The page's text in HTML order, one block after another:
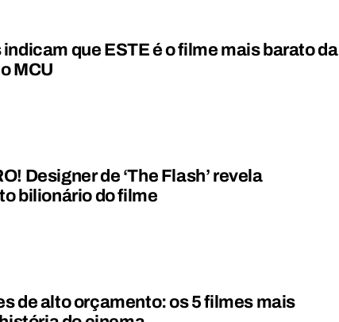
que ESTE é o filme mais barato da
MCU
Designer de ‘The Flash’ revela
bilionário do filme
de alto orçamento: os 5 filmes mais